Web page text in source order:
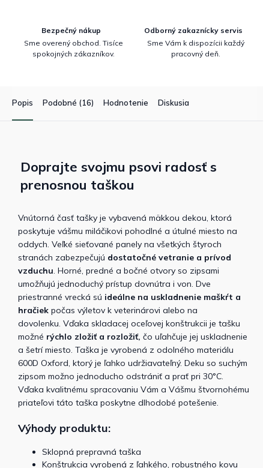
Bezpečný nákup
Sme overený obchod. Tisíce
spokojných zákazníkov.
Odborný zakaznícky servis
Sme Vám k dispozícii každý
pracovný deň.
Popis Podobné (16) Hodnotenie Diskusia
Doprajte svojmu psovi radosť s
prenosnou taškou
Vnútorná časť tašky je vybavená mäkkou dekou, ktorá
poskytuje vášmu miláčikovi pohodlné a útulné miesto na
oddych. Veľké sieťované panely na všetkých štyroch
stranách zabezpečujú dostatočné vetranie a prívod
vzduchu . Horné, predné a bočné otvory so zipsami
umožňujú jednoduchý prístup dovnútra i von. Dve
priestranné vrecká sú ideálne na uskladnenie maškŕt a
hračiek počas výletov k veterinárovi alebo na
dovolenku. Vďaka skladacej oceľovej konštrukcii je tašku
možné rýchlo zložiť a rozložiť, čo uľahčuje jej uskladnenie
a šetrí miesto. Taška je vyrobená z odolného materiálu
600D Oxford, ktorý je ľahko udržiavateľný. Deku so suchým
zipsom možno jednoducho odstrániť a prať pri 30°C.
Vďaka kvalitnému spracovaniu Vám a Vášmu štvornohému
priateľovi táto taška poskytne dlhodobé potešenie.
Výhody produktu:
Sklopná prepravná taška
Konštrukcia vyrobená z ľahkého, robustného kovu